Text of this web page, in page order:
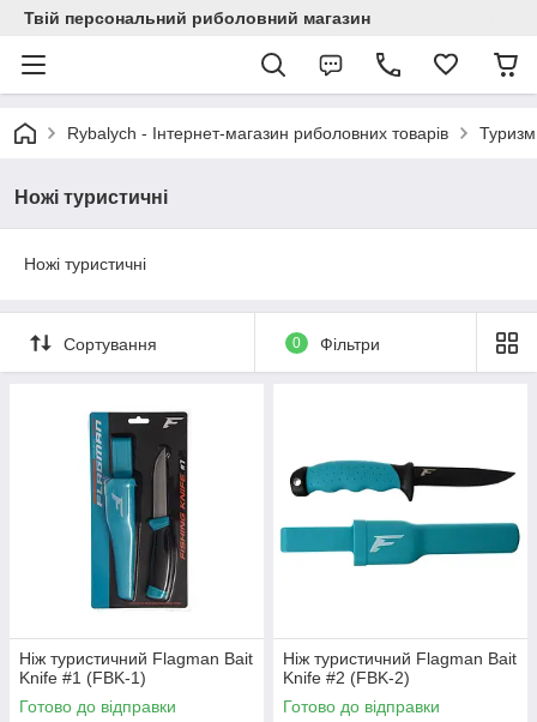
Твій персональний риболовний магазин
Rybalych - Інтернет-магазин риболовних товарів
Ножі туристичні
Ножі туристичні
Сортування 0 Фільтри
Ніж туристичний Flagman Bait
Knife #1 (FBK-1)
Готово до відправки
Ніж туристичний Flagman Bait
Knife #2 (FBK-2)
Готово до відправки